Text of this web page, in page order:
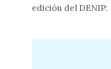
edición del DENIP: